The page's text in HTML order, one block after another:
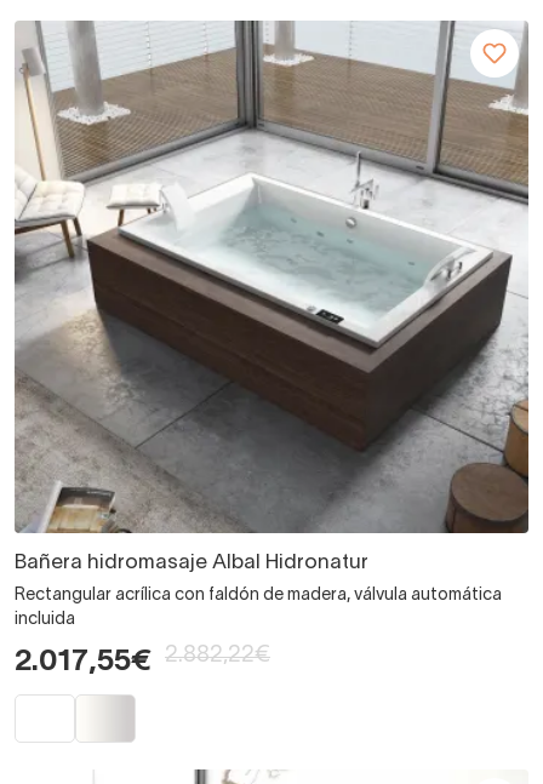
Bañera hidromasaje Albal Hidronatur
Rectangular acrílica con faldón de madera, válvula automática
incluida
2.017,55€ 2.882,22€